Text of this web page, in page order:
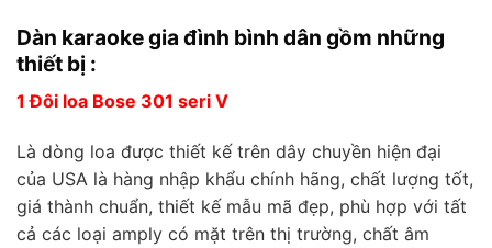
Dàn karaoke gia đình bình dân gồm những
thiết bị :
1 Đôi loa Bose 301 seri V
Là dòng loa được thiết kế trên dây chuyền hiện đại
của USA là hàng nhập khẩu chính hãng, chất lượng tốt,
giá thành chuẩn, thiết kế mẫu mã đẹp, phù hợp với tất
cả các loại amply có mặt trên thị trường, chất âm